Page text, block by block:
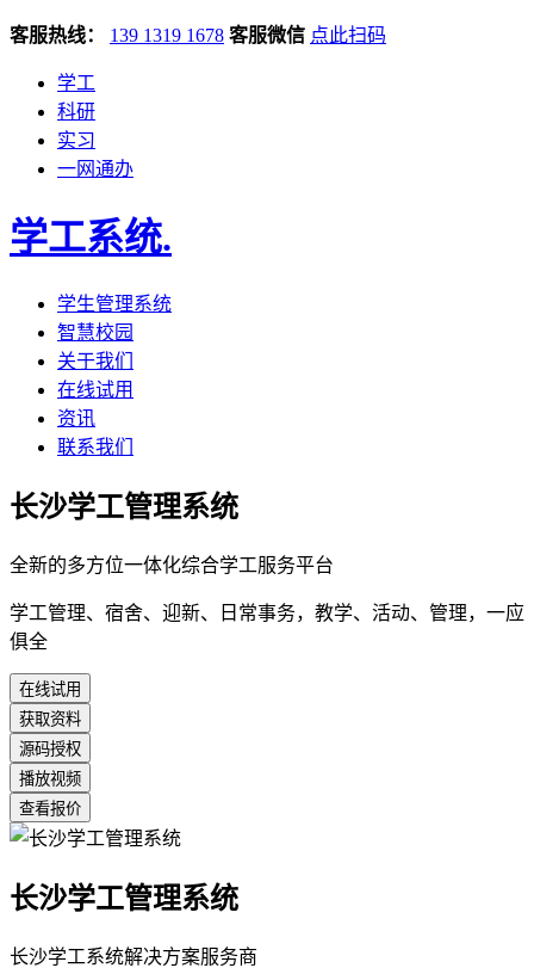
客服热线： 139 1319 1678 客服微信 点此扫码
学工
科研
实习
一网通办
学工系统.
学生管理系统
智慧校园
关于我们
在线试用
资讯
联系我们
长沙学工管理系统
全新的多方位一体化综合学工服务平台
学工管理、宿舍、迎新、日常事务，教学、活动、管理，一应
俱全
在线试用
获取资料
源码授权
播放视频
查看报价
长沙学工管理系统
长沙学工系统解决方案服务商